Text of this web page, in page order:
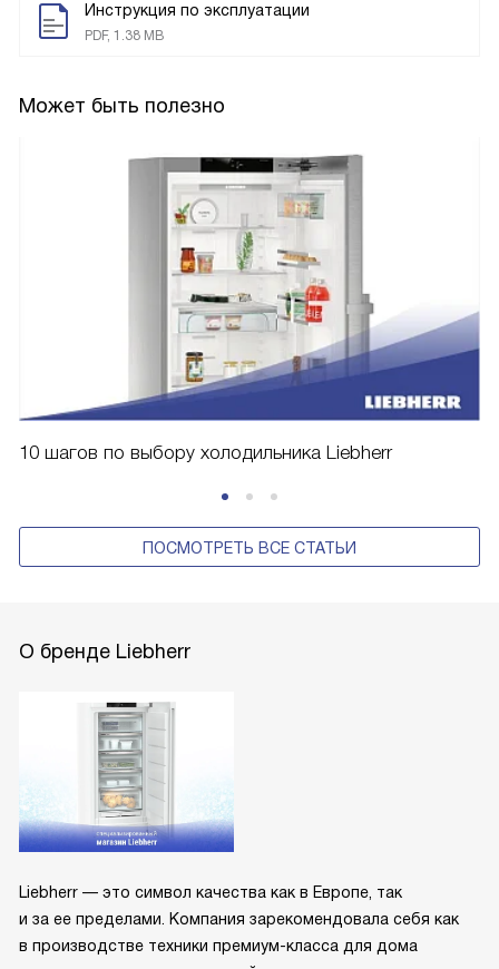
Инструкция по эксплуатации
PDF, 1.38 MB
Может быть полезно
10 шагов по выбору холодильника Liebherr
ПОСМОТРЕТЬ ВСЕ СТАТЬИ
О бренде Liebherr
Liebherr — это символ качества как в Европе, так
и за ее пределами. Компания зарекомендовала себя как
в производстве техники премиум-класса для дома